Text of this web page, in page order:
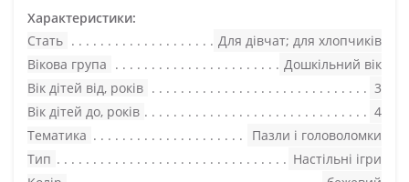
Характеристики:
Стать
Для дівчат; для хлопчиків
Вікова група
Дошкільний вік
Вік дітей від, років
3
Вік дітей до, років
4
Тематика
Пазли і головоломки
Тип
Настільні ігри